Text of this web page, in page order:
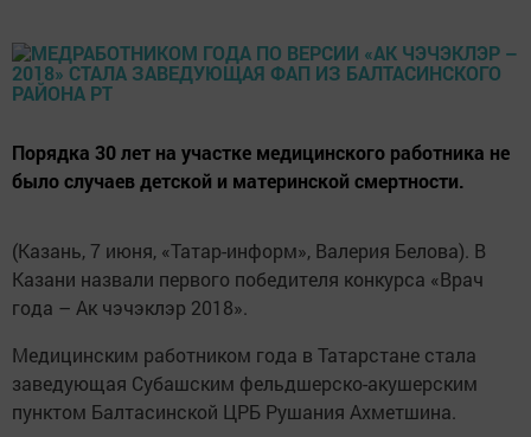
Порядка 30 лет на участке медицинского работника не
было случаев детской и материнской смертности.
(Казань, 7 июня, «Татар-информ», Валерия Белова). В
Казани назвали первого победителя конкурса «Врач
года – Ак чэчэклэр 2018».
Медицинским работником года в Татарстане стала
заведующая Субашским фельдшерско-акушерским
пунктом Балтасинской ЦРБ Рушания Ахметшина.